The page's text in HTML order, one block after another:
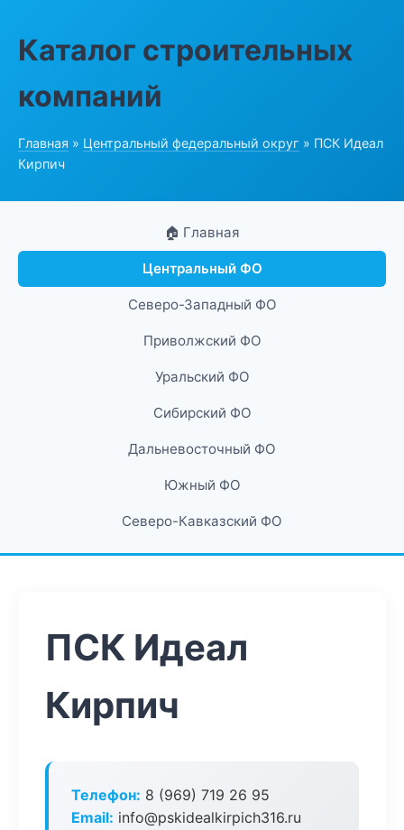
Каталог строительных
компаний
Главная » Центральный федеральный округ » ПСК Идеал
Кирпич
🏠 Главная
Центральный ФО
Северо-Западный ФО
Приволжский ФО
Уральский ФО
Сибирский ФО
Дальневосточный ФО
Южный ФО
Северо-Кавказский ФО
ПСК Идеал
Кирпич
Телефон: 8 (969) 719 26 95
Email: info@pskidealkirpich316.ru